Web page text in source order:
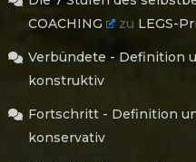
COACHING
zu LEGS-
Verbündete - Definition
konstruktiv
Fortschritt - Definition
konservativ